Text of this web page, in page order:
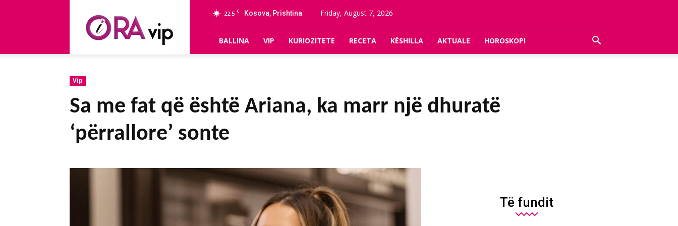
22.5 C Kosova, Prishtina Friday, August 7, 2026
BALLINA VIP KURIOZITETE RECETA KËSHILLA AKTUALE HOROSKOPI
Vip
Sa me fat që është Ariana, ka marr një dhuratë
‘përrallore’ sonte
Të fundit